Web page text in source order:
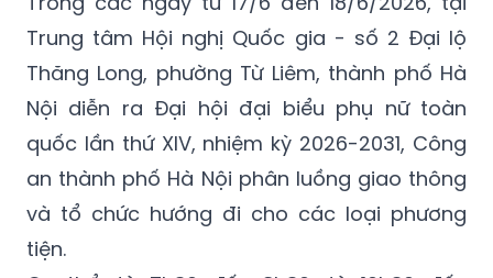
Thăng Long, phường Từ Liêm, thành phố Hà
Nội diễn ra Đại hội đại biểu phụ nữ toàn
quốc lần thứ XIV, nhiệm kỳ 2026-2031, Công
an thành phố Hà Nội phân luồng giao thông
và tổ chức hướng đi cho các loại phương
tiện.
Cụ thể, từ 7h30 đến 8h30; từ 10h30 đến
12h00; từ 13h00 đến 14h30 và từ 16h00 đến